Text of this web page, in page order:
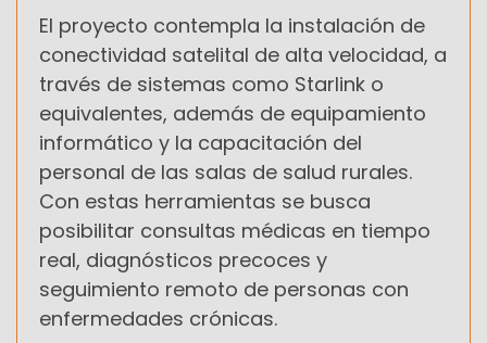
El proyecto contempla la instalación de
conectividad satelital de alta velocidad, a
través de sistemas como Starlink o
equivalentes, además de equipamiento
informático y la capacitación del
personal de las salas de salud rurales.
Con estas herramientas se busca
posibilitar consultas médicas en tiempo
real, diagnósticos precoces y
seguimiento remoto de personas con
enfermedades crónicas.